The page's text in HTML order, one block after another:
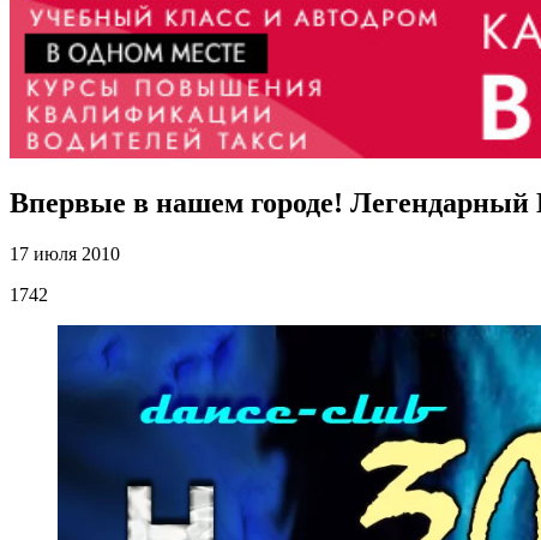
Впервые в нашем городе! Легендарный
17 июля 2010
1742